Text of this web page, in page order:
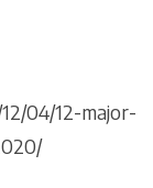
04/12-major-